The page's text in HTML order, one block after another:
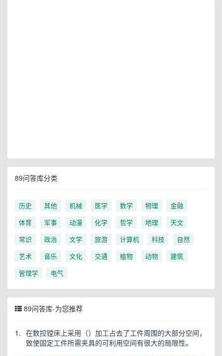
89问答库分类
历史 其他 机械 医学 数学 物理
金融
体育
军事 动漫 化学 哲学 地理
天文
常识
政治 文学 旅游 计算机 科技
自然
艺术
音乐 文化 交通 植物 动物
建筑
管理学
电气
89问答库-为您推荐
1. 在数控镗床上采用（）加工占去了工件周围的大部分空间，
致使固定工件所需夹具的可利用空间有很大的局限性。